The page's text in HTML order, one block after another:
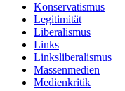
Konservatismus
Legitimität
Liberalismus
Links
Linksliberalismus
Massenmedien
Medienkritik